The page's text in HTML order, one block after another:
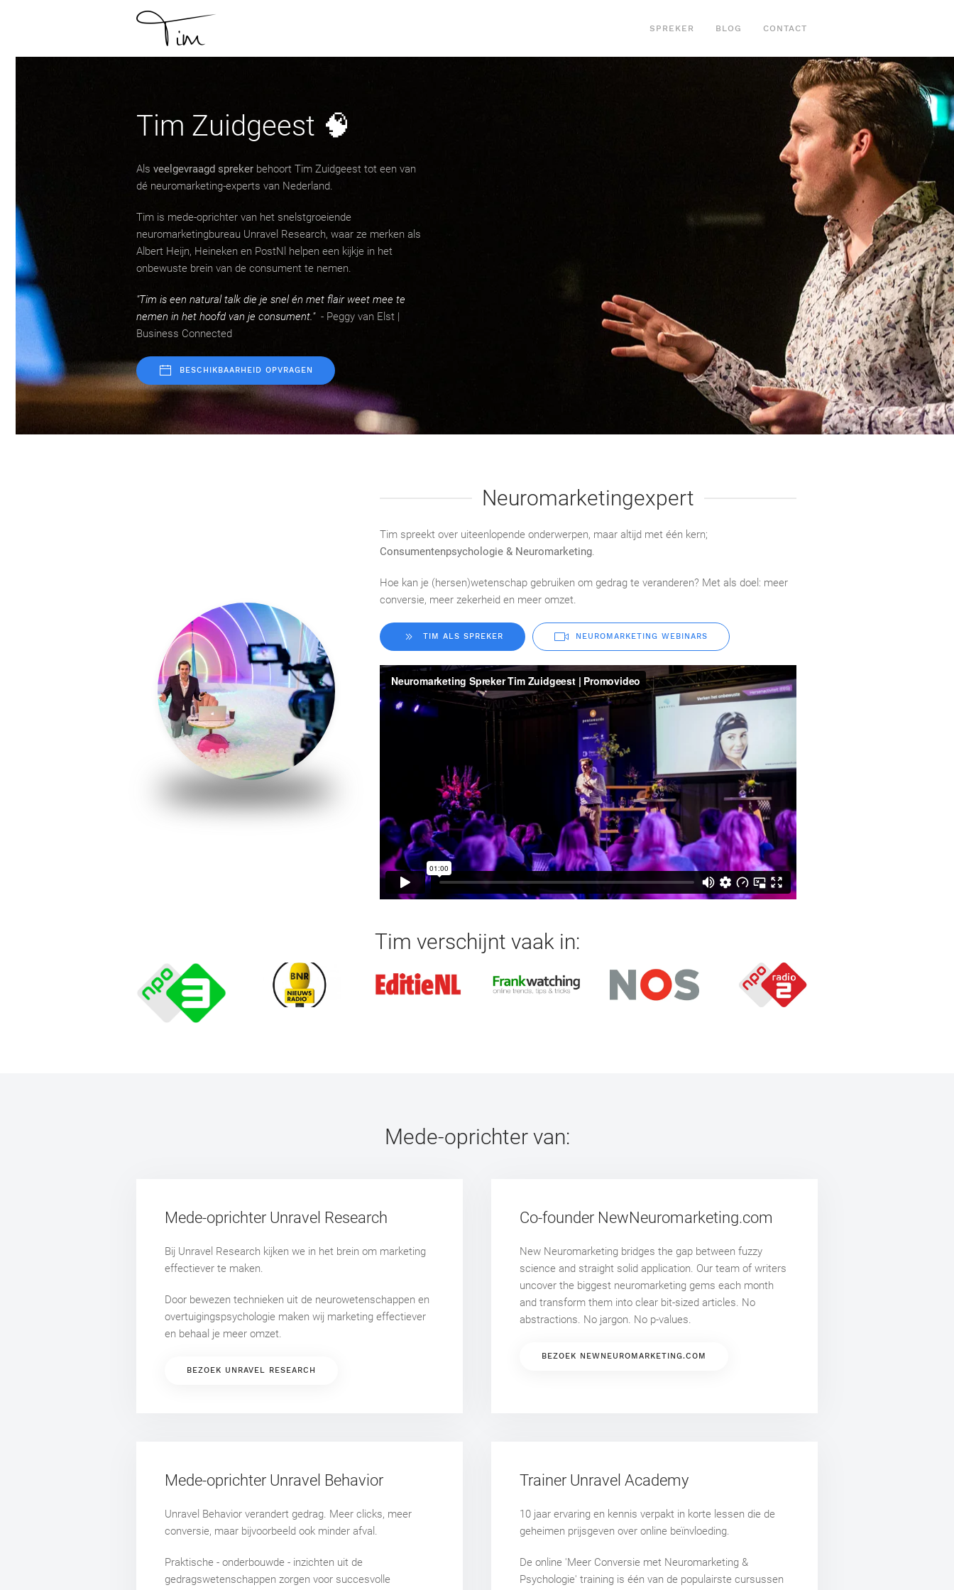
SPREKER BLOG CONTACT
Tim Zuidgeest 🧠
Als veelgevraagd spreker behoort Tim Zuidgeest tot een van
dé neuromarketing-experts van Nederland.
Tim is mede-oprichter van het snelstgroeiende
neuromarketingbureau Unravel Research, waar ze merken als
Albert Heijn, Heineken en PostNl helpen een kijkje in het
onbewuste brein van de consument te nemen.
"Tim is een natural talk die je snel én met flair weet mee te
nemen in het hoofd van je consument." - Peggy van Elst |
Business Connected
BESCHIKBAARHEID OPVRAGEN
Neuromarketingexpert
Tim spreekt over uiteenlopende onderwerpen, maar altijd met één kern;
Consumentenpsychologie & Neuromarketing.
Hoe kan je (hersen)wetenschap gebruiken om gedrag te veranderen? Met als doel: meer
conversie, meer zekerheid en meer omzet.
TIM ALS SPREKER NEUROMARKETING WEBINARS
Tim verschijnt vaak in:
Mede-oprichter van:
Mede-oprichter Unravel Research
Bij Unravel Research kijken we in het brein om marketing
effectiever te maken.
Door bewezen technieken uit de neurowetenschappen en
overtuigingspsychologie maken wij marketing effectiever
en behaal je meer omzet.
BEZOEK UNRAVEL RESEARCH
Co-founder NewNeuromarketing.com
New Neuromarketing bridges the gap between fuzzy
science and straight solid application. Our team of writers
uncover the biggest neuromarketing gems each month
and transform them into clear bit-sized articles. No
abstractions. No jargon. No p-values.
BEZOEK NEWNEUROMARKETING.COM
Mede-oprichter Unravel Behavior
Unravel Behavior verandert gedrag. Meer clicks, meer
conversie, maar bijvoorbeeld ook minder afval.
Praktische - onderbouwde - inzichten uit de
gedragswetenschappen zorgen voor succesvolle
Trainer Unravel Academy
10 jaar ervaring en kennis verpakt in korte lessen die de
geheimen prijsgeven over online beïnvloeding.
De online 'Meer Conversie met Neuromarketing &
Psychologie' training is één van de populairste cursussen